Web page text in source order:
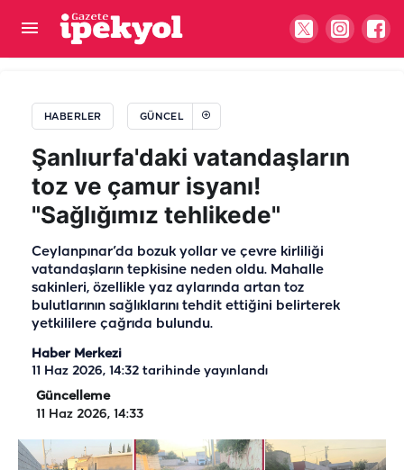
HABERLER GÜNCEL
Şanlıurfa'daki vatandaşların
toz ve çamur isyanı!
"Sağlığımız tehlikede"
Ceylanpınar’da bozuk yollar ve çevre kirliliği
vatandaşların tepkisine neden oldu. Mahalle
sakinleri, özellikle yaz aylarında artan toz
bulutlarının sağlıklarını tehdit ettiğini belirterek
yetkililere çağrıda bulundu.
Haber Merkezi
11 Haz 2026, 14:32 tarihinde yayınlandı
Güncelleme
11 Haz 2026, 14:33
Şanlıurfa'da su kesintisi çiftçiyi isyan ettirdi!